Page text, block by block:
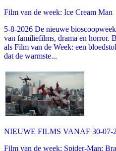
Film van de week: Ice Cream Man
5-8-2026 De nieuwe
van familiefilms, drama en horror.
als Film van de Week: een
dat de warmste...
NIEUWE FILMS VANAF 30-07-
Film van de week: Spider-Man: